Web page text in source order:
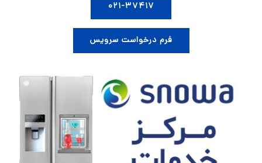
۰۲۱-۳۷۴۱۷
فرم درخواست سرویس